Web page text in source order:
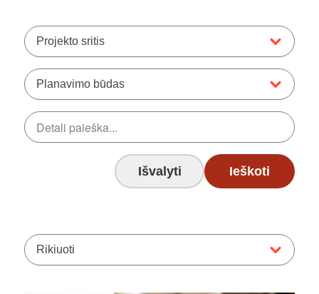
Projekto sritis
Planavimo būdas
Išvalyti Ieškoti
Rikiuoti